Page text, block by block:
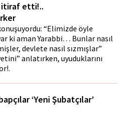
itiraf etti!..
“Elimizde öyle
ki aman Yarabbi… Bunlar nasıl
devlete nasıl sızmışlar”
anlatırken, uyuduklarını
‘Yeni Şubatçılar’